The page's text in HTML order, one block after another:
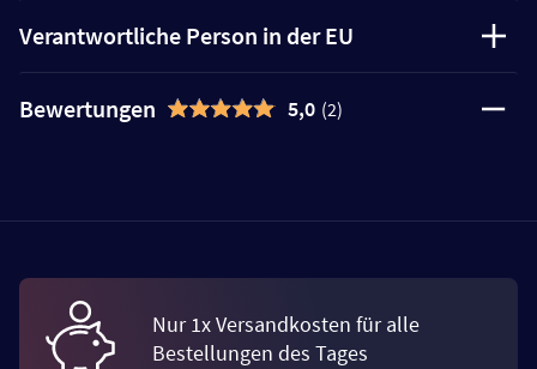
Verantwortliche Person in der EU
Bewertungen 5,0 (2)
Nur 1x Versandkosten für alle
Bestellungen des Tages